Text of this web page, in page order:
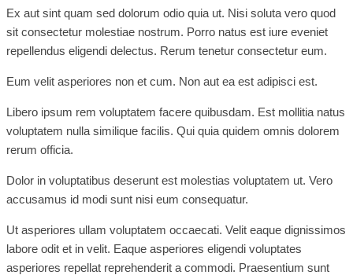
Ex aut sint quam sed dolorum odio quia ut. Nisi soluta vero quod
sit consectetur molestiae nostrum. Porro natus est iure eveniet
repellendus eligendi delectus. Rerum tenetur consectetur eum.
Eum velit asperiores non et cum. Non aut ea est adipisci est.
Libero ipsum rem voluptatem facere quibusdam. Est mollitia natus
voluptatem nulla similique facilis. Qui quia quidem omnis dolorem
rerum officia.
Dolor in voluptatibus deserunt est molestias voluptatem ut. Vero
accusamus id modi sunt nisi eum consequatur.
Ut asperiores ullam voluptatem occaecati. Velit eaque dignissimos
labore odit et in velit. Eaque asperiores eligendi voluptates
asperiores repellat reprehenderit a commodi. Praesentium sunt